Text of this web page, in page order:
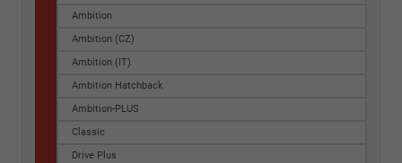
Ambition
Ambition (CZ)
Ambition (IT)
Ambition Hatchback
Ambition-PLUS
Classic
Drive Plus